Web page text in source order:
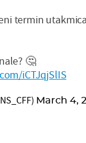
termin
🤔
iCTJqjSlIS
March 4,